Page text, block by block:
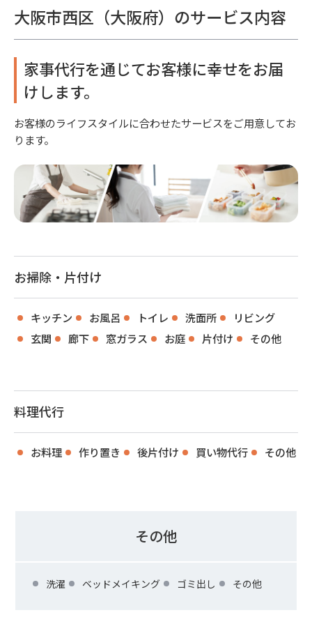
大阪市西区（大阪府）のサービス内容
家事代行を通じてお客様に幸せをお届
けします。
お客様のライフスタイルに合わせたサービスをご用意してお
ります。
お掃除・片付け
キッチン お風呂 トイレ 洗面所
リビング
玄関
廊下 窓ガラス お庭 片付け その他
料理代行
お料理 作り置き 後片付け 買い物代行 その他
その他
洗濯 ベッドメイキング ゴミ出し その他